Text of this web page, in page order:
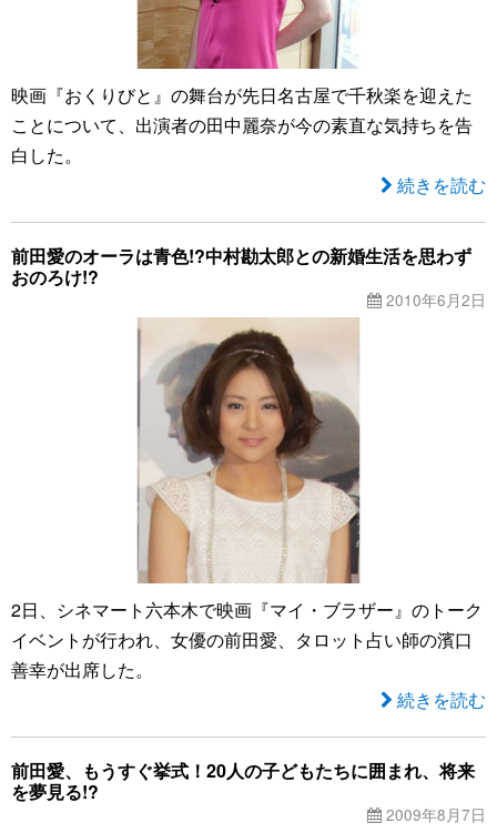
映画『おくりびと』の舞台が先日名古屋で千秋楽を迎えた
ことについて、出演者の田中麗奈が今の素直な気持ちを告
白した。
続きを読む
前田愛のオーラは青色!?中村勘太郎との新婚生活を思わず
おのろけ!?
2010年6月2日
2日、シネマート六本木で映画『マイ・ブラザー』のトーク
イベントが行われ、女優の前田愛、タロット占い師の濱口
善幸が出席した。
続きを読む
前田愛、もうすぐ挙式！20人の子どもたちに囲まれ、将来
を夢見る!?
2009年8月7日